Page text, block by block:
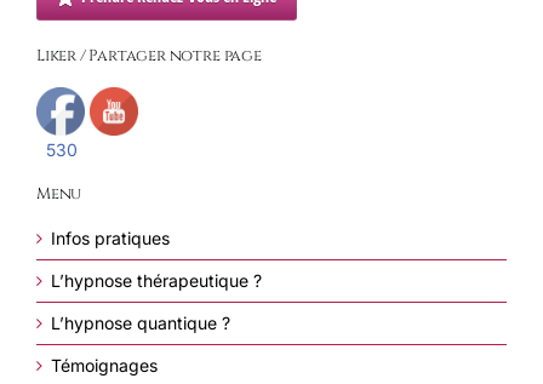
Liker / Partager notre page
530
Menu
Infos pratiques
L’hypnose thérapeutique ?
L’hypnose quantique ?
Témoignages